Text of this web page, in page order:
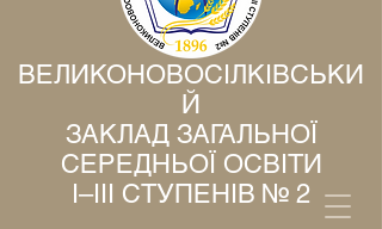
ВЕЛИКОНОВОСІЛКІВСЬКИ
Й
ЗАКЛАД ЗАГАЛЬНОЇ
СЕРЕДНЬОЇ ОСВІТИ
І–ІІІ СТУПЕНІВ № 2